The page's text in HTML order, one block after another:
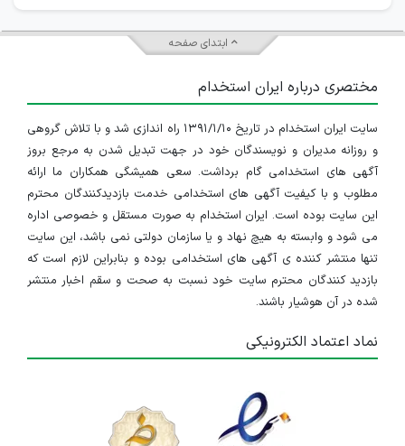
ابتدای صفحه
مختصری درباره ایران استخدام
سایت ایران استخدام در تاریخ ۱۳۹۱/۱/۱۰ راه اندازی شد و با تلاش گروهی
و روزانه مدیران و نویسندگان خود در جهت تبدیل شدن به مرجع بروز
آگهی های استخدامی گام برداشت. سعی همیشگی همکاران ما ارائه
مطلوب و با کیفیت آگهی های استخدامی خدمت بازدیدکنندگان محترم
این سایت بوده است. ایران استخدام به صورت مستقل و خصوصی اداره
می شود و وابسته به هیچ نهاد و یا سازمان دولتی نمی باشد، این سایت
تنها منتشر کننده ی آگهی های استخدامی بوده و بنابراین لازم است که
بازدید کنندگان محترم سایت خود نسبت به صحت و سقم اخبار منتشر
شده در آن هوشیار باشند.
نماد اعتماد الکترونیکی